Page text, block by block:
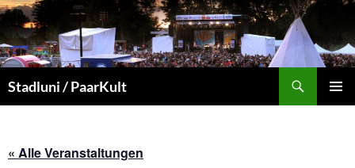
Zum
Inhalt
springen
Stadluni / PaarKult
« Alle Veranstaltungen